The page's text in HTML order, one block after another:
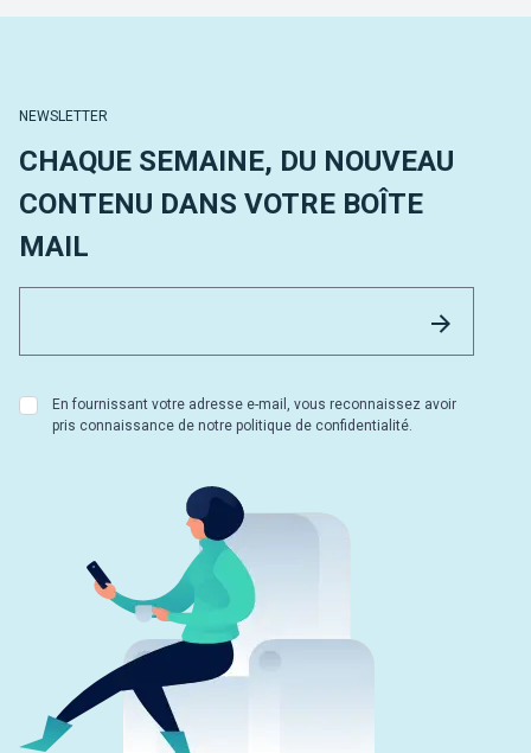
NEWSLETTER
CHAQUE SEMAINE, DU NOUVEAU
CONTENU DANS VOTRE BOÎTE
MAIL
En fournissant votre adresse e-mail, vous reconnaissez avoir
pris connaissance de notre politique de confidentialité.